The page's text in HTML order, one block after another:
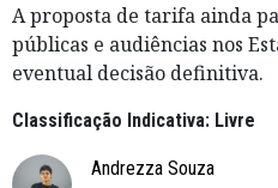
A proposta de tarifa ainda
públicas e audiências nos
eventual decisão definitiva.
Classificação Indicativa: Livre
Andrezza Souza